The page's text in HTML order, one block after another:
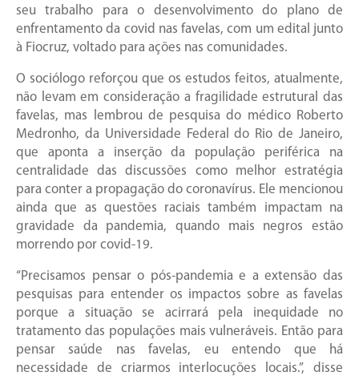
seu trabalho para o desenvolvimento do plano de
enfrentamento da covid nas favelas, com um edital junto
à Fiocruz, voltado para ações nas comunidades.
O sociólogo reforçou que os estudos feitos, atualmente,
não levam em consideração a fragilidade estrutural das
favelas, mas lembrou de pesquisa do médico Roberto
Medronho, da Universidade Federal do Rio de Janeiro,
que aponta a inserção da população periférica na
centralidade das discussões como melhor estratégia
para conter a propagação do coronavírus. Ele mencionou
ainda que as questões raciais também impactam na
gravidade da pandemia, quando mais negros estão
morrendo por covid-19.
“Precisamos pensar o pós-pandemia e a extensão das
pesquisas para entender os impactos sobre as favelas
porque a situação se acirrará pela inequidade no
tratamento das populações mais vulneráveis. Então para
pensar saúde nas favelas, eu entendo que há
necessidade de criarmos interlocuções locais.”, disse